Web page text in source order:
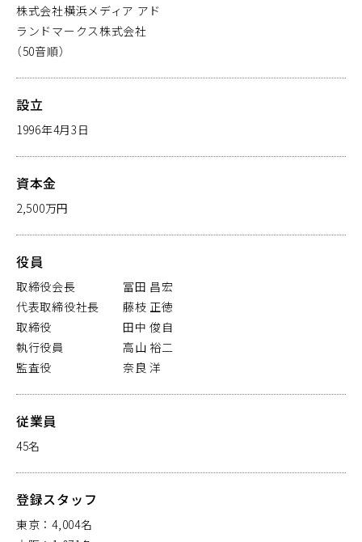
株式会社横浜メディア アド
ランドマークス株式会社
（50音順）
設立
1996年4月3日
資本金
2,500万円
役員
取締役会長 冨田 昌宏
代表取締役社長 藤枝 正徳
取締役 田中 俊自
執行役員 高山 裕二
監査役 奈良 洋
従業員
45名
登録スタッフ
東京：4,004名